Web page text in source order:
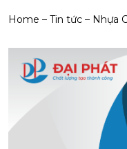
Home – Tin tức – Nhựa